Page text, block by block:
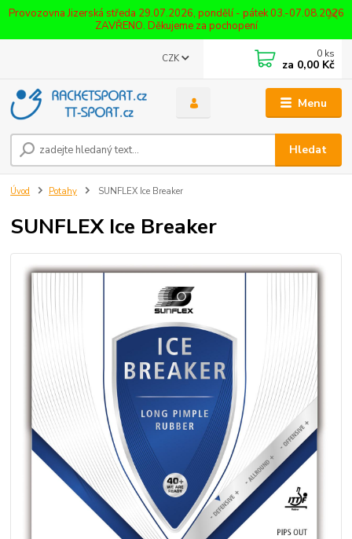
Provozovna Jizerská středa 29.07.2026, pondělí - pátek 03.-07.08.2026
ZAVŘENO. Děkujeme za pochopení
Menu
CZK
Hledat
0 ks
za 0,00 Kč
Úvod Potahy SUNFLEX Ice Breaker
SUNFLEX Ice Breaker